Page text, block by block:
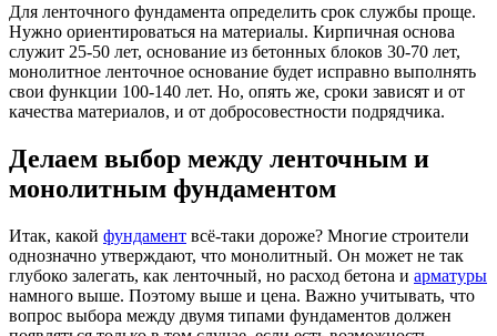
Для ленточного фундамента определить срок службы проще.
Нужно ориентироваться на материалы. Кирпичная основа
служит 25-50 лет, основание из бетонных блоков 30-70 лет,
монолитное ленточное основание будет исправно выполнять
свои функции 100-140 лет. Но, опять же, сроки зависят и от
качества материалов, и от добросовестности подрядчика.
Делаем выбор между ленточным и
монолитным фундаментом
Итак, какой фундамент всё-таки дороже? Многие строители
однозначно утверждают, что монолитный. Он может не так
глубоко залегать, как ленточный, но расход бетона и арматуры
намного выше. Поэтому выше и цена. Важно учитывать, что
вопрос выбора между двумя типами фундаментов должен